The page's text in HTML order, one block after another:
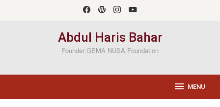
Abdul Haris Bahar
Founder GEMA NUSA Foundation
MENU